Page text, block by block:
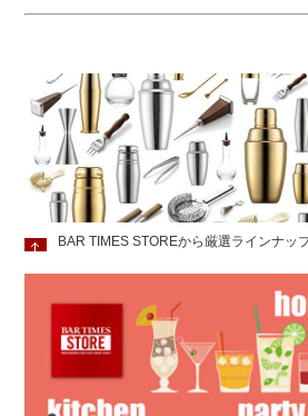
BAR TIMES STOREから厳選ラインナッ